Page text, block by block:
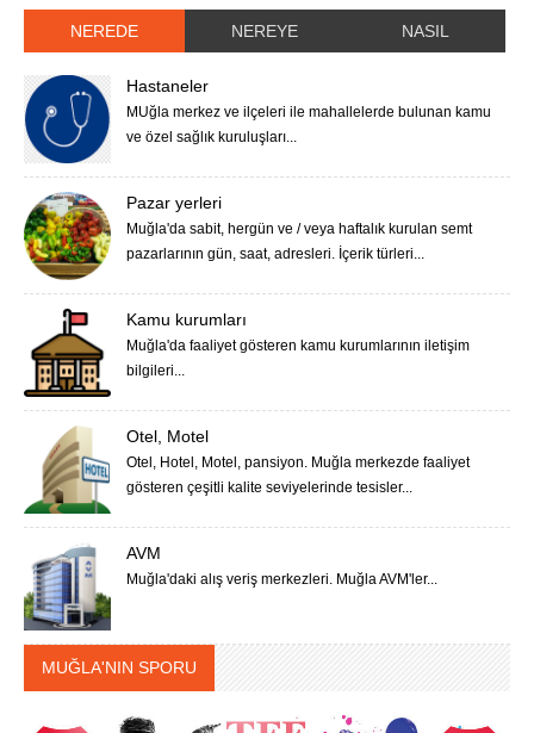
NEREDE NEREYE NASIL
Hastaneler
MUğla merkez ve ilçeleri ile mahallelerde bulunan kamu
ve özel sağlık kuruluşları...
Pazar yerleri
Muğla'da sabit, hergün ve / veya haftalık kurulan semt
pazarlarının gün, saat, adresleri. İçerik türleri...
Kamu kurumları
Muğla'da faaliyet gösteren kamu kurumlarının iletişim
bilgileri...
Otel, Motel
Otel, Hotel, Motel, pansiyon. Muğla merkezde faaliyet
gösteren çeşitli kalite seviyelerinde tesisler...
AVM
Muğla'daki alış veriş merkezleri. Muğla AVM'ler...
MUĞLA'NIN SPORU